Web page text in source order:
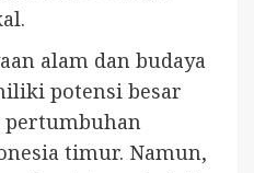
alam dan budaya
potensi besar
timur. Namun,